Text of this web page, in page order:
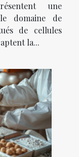
une
domaine de
de cellules
la...